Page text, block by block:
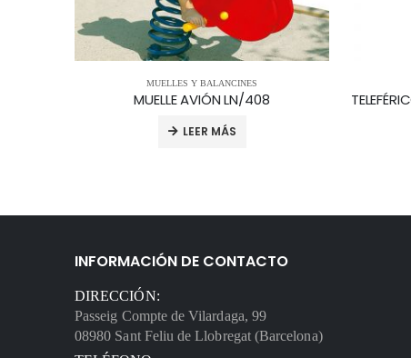
MUELLES Y BALANCINES
MUELLE AVIÓN LN/408
LEER MÁS
INFORMACIÓN DE CONTACTO
DIRECCIÓN:
Passeig Compte de Vilardaga, 99
08980 Sant Feliu de Llobregat (Barcelona)